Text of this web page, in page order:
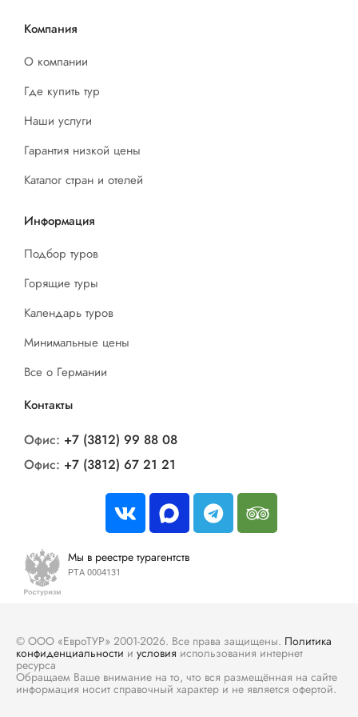
Оздоровительный комплекс с саунами и
Инфракрасная сауна
Кедровая бочка
Массажный кабинет, вибромассажер
Антицеллюлитный массаж
Виброплатформа
Массажное кресло
Фитобар, солярий
Открытый бассейн с шезлонгами
Компания
О компании
Где купить тур
Наши услуги
Гарантия низкой цены
Каталог стран и отелей
Информация
Подбор туров
Горящие туры
Календарь туров
Минимальные цены
Все о Германии
Контакты
Офис: +7 (3812) 99 88 08
Офис: +7 (3812) 67 21 21
Мы в реестре турагентств
РТА 0004131
© ООО «ЕвроТУР» 2001-2026. Все права защищены. Политика
конфиденциальности и условия использования интернет
ресурса
Обращаем Ваше внимание на то, что вся размещённая на сайте
информация носит справочный характер и не является офертой.